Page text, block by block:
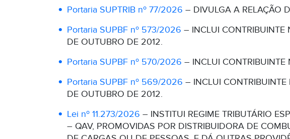
Portaria SUPTRIB nº 77/2026– DIVULGA A RELAÇÃO
Portaria SUPBF nº 573/2026 – INCLUI CONTRIBUINTE
DE OUTUBRO DE 2012.
Portaria SUPBF nº 570/2026 – INCLUI CONTRIBUINTE
Portaria SUPBF nº 569/2026 – INCLUI CONTRIBUINTE
DE OUTUBRO DE 2012.
Lei nº 11.273/2026 – INSTITUI REGIME TRIBUTÁRIO
– QAV, PROMOVIDAS POR DISTRIBUIDORA DE